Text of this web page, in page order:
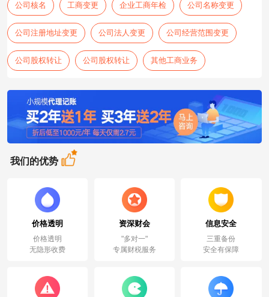
公司核名 工商变更 企业工商年检 公司名称变更
公司注册地址变更 公司法人变更 公司经营范围变更
公司股权转让 公司股权转让 其他工商业务
我们的优势
价格透明
价格透明
无隐形收费
资深财会
"多对一"
专属财税服务
信息安全
三重备份
安全有保障